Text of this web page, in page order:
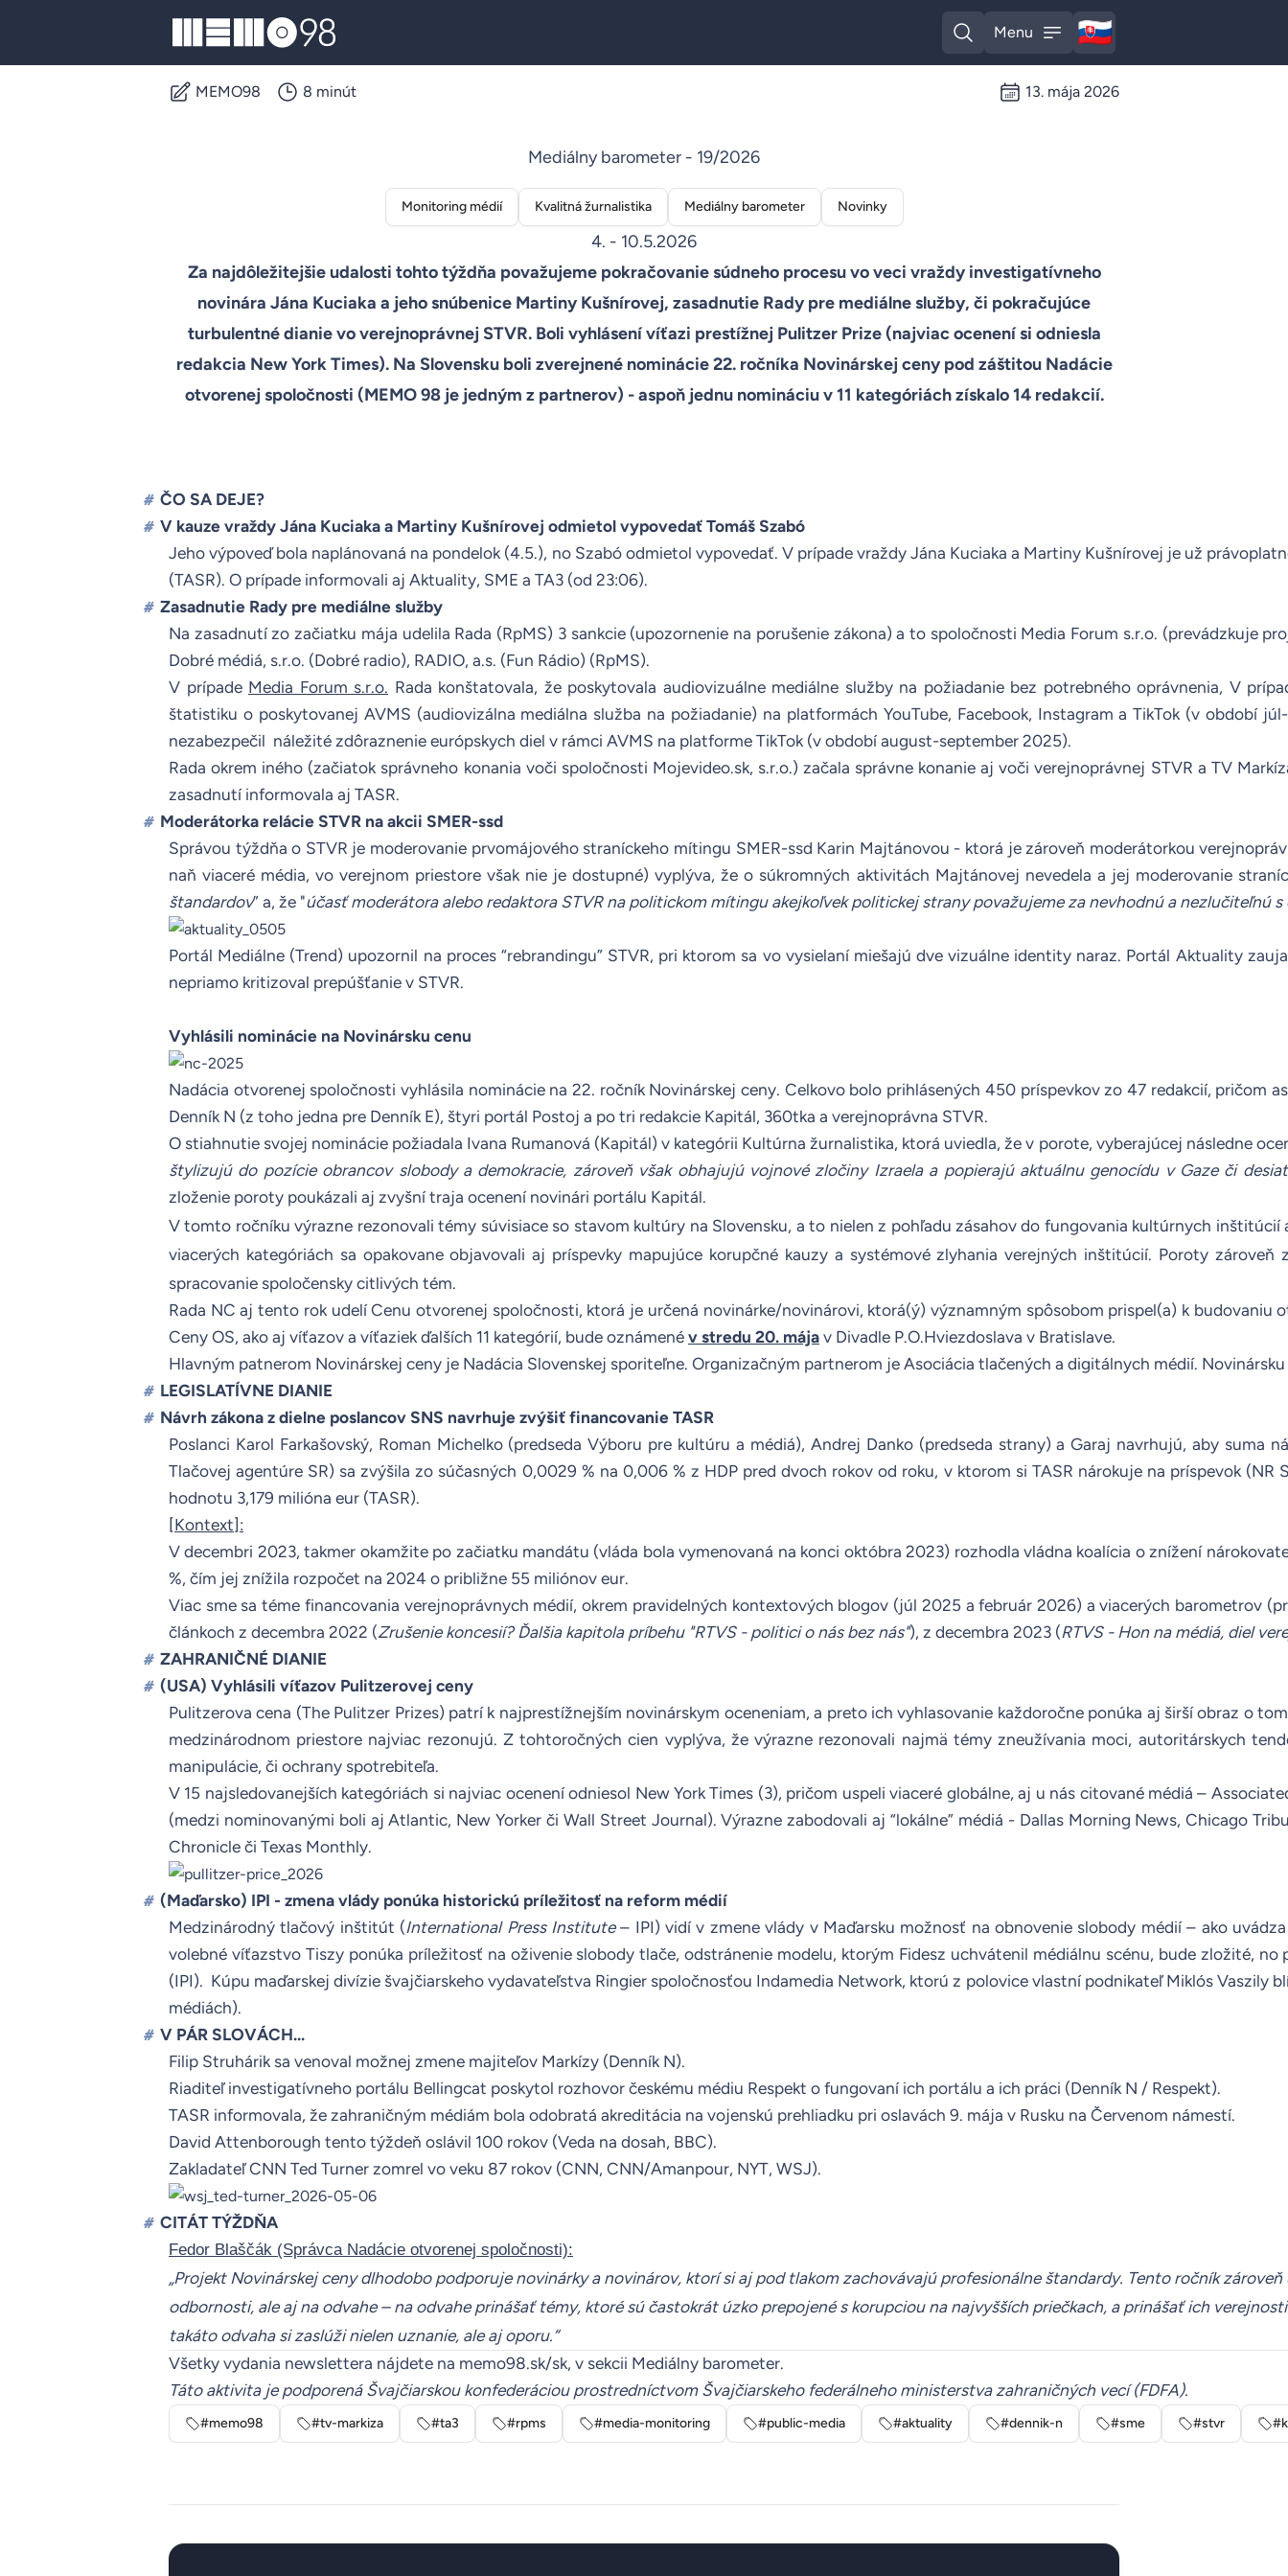
MEMO98
Open search
Menu
Open menu
🇸🇰
Slovak
MEMO98 8 minút 13. mája 2026
Mediálny barometer - 19/2026
Monitoring médií Kvalitná žurnalistika Mediálny barometer Novinky
4. - 10.5.2026
Za najdôležitejšie udalosti tohto týždňa považujeme pokračovanie súdneho procesu vo veci vraždy investigatívneho
novinára Jána Kuciaka a jeho snúbenice Martiny Kušnírovej, zasadnutie Rady pre mediálne služby, či pokračujúce
turbulentné dianie vo verejnoprávnej STVR. Boli vyhlásení víťazi prestížnej Pulitzer Prize (najviac ocenení si odniesla
redakcia New York Times). Na Slovensku boli zverejnené nominácie 22. ročníka Novinárskej ceny pod záštitou Nadácie
otvorenej spoločnosti (MEMO 98 je jedným z partnerov) - aspoň jednu nomináciu v 11 kategóriách získalo 14 redakcií.
# ČO SA DEJE?
# V kauze vraždy Jána Kuciaka a Martiny Kušnírovej odmietol vypovedať Tomáš Szabó
Jeho výpoveď bola naplánovaná na pondelok (4.5.), no Szabó odmietol vypovedať. V prípade vraždy Jána Kuciaka a Martiny Kušnírovej je už
(TASR). O prípade informovali aj Aktuality, SME a TA3 (od 23:06).
# Zasadnutie Rady pre mediálne služby
Na zasadnutízo začiatku mája udelila Rada (RpMS) 3 sankcie (upozornenie na porušenie zákona) a to spoločnosti Media Forum s.r.o. (prevádzkuje
Dobré médiá, s.r.o. (Dobré radio), RADIO, a.s. (Fun Rádio) (RpMS).
V prípade Media Forum s.r.o. Rada konštatovala, že poskytovala audiovizuálne mediálne služby na požiadanie bez potrebného oprávnenia, V
štatistiku o poskytovanej AVMS (audiovizálna mediálna služba na požiadanie) na platformách YouTube, Facebook, Instagram a TikTok (v období júl-
nezabezpečil náležité zdôraznenie európskych diel v rámci AVMS na platforme TikTok (v období august-september 2025).
Rada okrem iného (začiatok správneho konania voči spoločnosti Mojevideo.sk, s.r.o.) začala správne konanie aj voči verejnoprávnej STVR a TV
zasadnutí informovala aj TASR.
# Moderátorka relácie STVR na akcii SMER-ssd
Správou týždňa o STVR je moderovanie prvomájového straníckeho mítingu SMER-ssd Karin Majtánovou - ktorá je zároveň moderátorkou
naň viaceré média, vo verejnom priestore však nie je dostupné) vyplýva, že o súkromných aktivitách Majtánovej nevedela a jej moderovanie
štandardov” a, že "účasť moderátora alebo redaktora STVR na politickom mítingu akejkoľvek politickej strany považujeme za nevhodnú a nezlučiteľnú s
Portál Mediálne (Trend) upozornil na proces “rebrandingu” STVR, pri ktorom sa vo vysielaní miešajú dve vizuálne identity naraz. Portál Aktuality
nepriamo kritizoval prepúšťanie v STVR.
Vyhlásili nominácie na Novinársku cenu
Nadácia otvorenej spoločnosti vyhlásila nominácie na 22. ročník Novinárskej ceny. Celkovo bolo prihlásených 450 príspevkov zo 47 redakcií, pričom
Denník N (z toho jedna pre Denník E), štyri portál Postoj a po tri redakcie Kapitál, 360tka a verejnoprávna STVR.
O stiahnutie svojej nominácie požiadala Ivana Rumanová (Kapitál) v kategórii Kultúrna žurnalistika, ktorá uviedla, že v porote, vyberajúcej následne
štylizujú do pozície obrancov slobody a demokracie, zároveň však obhajujú vojnové zločiny Izraela a popierajú aktuálnu genocídu v Gaze či
zloženie poroty poukázali aj zvyšní traja ocenení novinári portálu Kapitál.
V tomto ročníku výrazne rezonovali témy súvisiace so stavom kultúry na Slovensku, a to nielen z pohľadu zásahov do fungovania kultúrnych
viacerých kategóriách sa opakovane objavovali aj príspevky mapujúce korupčné kauzy a systémové zlyhania verejných inštitúcií. Poroty
spracovanie spoločensky citlivých tém.
Rada NC aj tento rok udelí Cenu otvorenej spoločnosti, ktorá je určená novinárke/novinárovi, ktorá(ý) významným spôsobom prispel(a) k budovaniu
Ceny OS, ako aj víťazov a víťaziek ďalších 11 kategórií, bude oznámené v stredu 20. mája v Divadle P.O.Hviezdoslava v Bratislave.
Hlavným patnerom Novinárskej ceny je Nadácia Slovenskej sporiteľne. Organizačným partnerom je Asociácia tlačených a digitálnych médií.
# LEGISLATÍVNE DIANIE
# Návrh zákona z dielne poslancov SNS navrhuje zvýšiť financovanie TASR
Poslanci Karol Farkašovský, Roman Michelko (predseda Výboru pre kultúru a médiá), Andrej Danko (predseda strany) a Garaj navrhujú, aby suma
Tlačovej agentúre SR) sa zvýšila zo súčasných 0,0029 % na 0,006 % z HDP pred dvoch rokov od roku, v ktorom si TASR nárokuje na príspevok (NR
hodnotu 3,179 milióna eur (TASR).
[Kontext]:
V decembri 2023, takmer okamžite po začiatku mandátu (vláda bola vymenovaná na konci októbra 2023) rozhodla vládna koalícia o znížení
%, čím jej znížila rozpočet na 2024 o približne 55 miliónov eur.
Viac sme sa téme financovania verejnoprávnych médií, okrem pravidelných kontextových blogov (júl 2025afebruár 2026) a viacerých barometrov
článkoch z decembra 2022 (Zrušenie koncesií? Ďalšia kapitola príbehu "RTVS - politici o nás bez nás"), z decembra 2023 (RTVS - Hon na médiá, diel
# ZAHRANIČNÉ DIANIE
# (USA) Vyhlásili víťazov Pulitzerovej ceny
Pulitzerova cena (The Pulitzer Prizes) patrí k najprestížnejším novinárskym oceneniam, a preto ich vyhlasovanie každoročne ponúka aj širší obraz o
medzinárodnom priestore najviac rezonujú. Z tohtoročných cien vyplýva, že výrazne rezonovali najmä témy zneužívania moci, autoritárskych
manipulácie, či ochrany spotrebiteľa.
V 15 najsledovanejších kategóriách si najviac ocenení odniesol New York Times (3), pričom uspeli viaceré globálne, aj u nás citované médiá –
(medzi nominovanými boli aj Atlantic, New Yorker či Wall Street Journal). Výrazne zabodovali aj “lokálne” médiá - Dallas Morning News, Chicago
Chronicle či Texas Monthly.
# (Maďarsko) IPI - zmena vlády ponúka historickú príležitosť na reform médií
Medzinárodný tlačový inštitút (International Press Institute– IPI) vidí v zmene vlády v Maďarsku možnosť na obnovenie slobody médií – ako
volebné víťazstvo Tiszy ponúka príležitosť na oživenie slobody tlače, odstránenie modelu, ktorým Fidesz uchvátenil médiálnu scénu, bude zložité,
(IPI). Kúpu maďarskej divízie švajčiarskeho vydavateľstva Ringier spoločnosťou Indamedia Network, ktorú z polovice vlastní podnikateľ Miklós Vaszily
médiách).
# V PÁR SLOVÁCH…
Filip Struhárik sa venoval možnej zmene majiteľov Markízy (Denník N).
Riaditeľ investigatívneho portálu Bellingcat poskytol rozhovor českému médiu Respekt o fungovaní ich portálu a ich práci (Denník N / Respekt).
TASR informovala, že zahraničným médiám bola odobratá akreditácia na vojenskú prehliadku pri oslavách 9. mája v Rusku na Červenom námestí.
David Attenborough tento týždeň oslávil 100 rokov (Veda na dosah, BBC).
Zakladateľ CNN Ted Turner zomrel vo veku 87 rokov (CNN, CNN/Amanpour, NYT, WSJ).
# CITÁT TÝŽDŇA
Fedor Blaščák (Správca Nadácie otvorenej spoločnosti):
„Projekt Novinárskej ceny dlhodobo podporuje novinárky a novinárov, ktorí si aj pod tlakom zachovávajú profesionálne štandardy. Tento ročník
odbornosti, ale aj na odvahe – na odvahe prinášať témy, ktoré sú častokrát úzko prepojené s korupciou na najvyšších priečkach, a prinášať ich
takáto odvaha si zaslúži nielen uznanie, ale aj oporu.“
Všetky vydania newslettera nájdete na memo98.sk/sk, v sekcii Mediálny barometer.
Táto aktivita je podporená Švajčiarskou konfederáciou prostredníctvom Švajčiarskeho federálneho ministerstva zahraničných vecí (FDFA).
#memo98 #tv-markiza #ta3 #rpms #media-monitoring #public-media #aktuality #dennik-n #sme #stvr